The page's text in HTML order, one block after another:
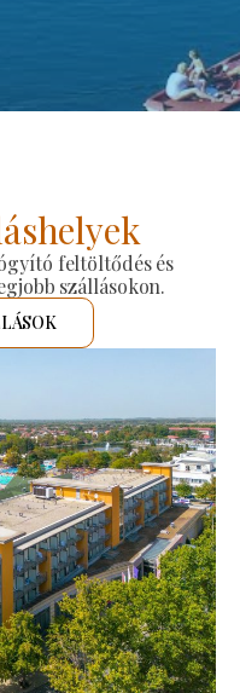
feltöltődés és
szállásokon.